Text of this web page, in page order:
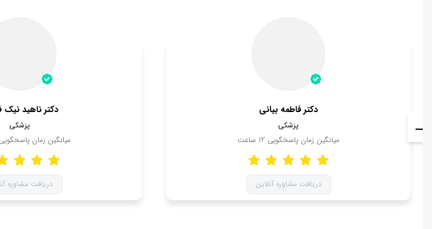
دکتر ناهید نیک
پزشکی
میانگین زمان پاسخگویی
دریافت مشاوره
دکتر فاطمه بیانی
پزشکی
میانگین زمان پاسخگویی 12 ساعت
دریافت مشاوره آنلاین